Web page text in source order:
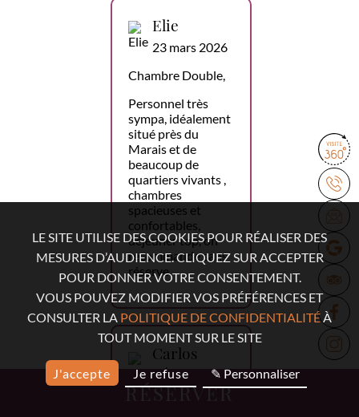
RÉSERVER
Elie
23 mars 2026
Chambre Double,
Personnel très
sympa, idéalement
situé près du
Marais et de
beaucoup de
quartiers vivants ,
chambres
spacieuses et
confortables,
déjeuner top, on
recommande sans
réserve.
Carlos
López
18 mars 2026
LE SITE UTILISE DES COOKIES POUR RÉALISER DES
MESURES D’AUDIENCE. CLIQUEZ SUR ACCEPTER
POUR DONNER VOTRE CONSENTEMENT.
VOUS POUVEZ MODIFIER VOS PRÉFÉRENCES ET
CONSULTER LA POLITIQUE DE CONFIDENTIALITÉÀ
TOUT MOMENT SUR LE SITE
J'accepte Je refuse ✎ Personnaliser